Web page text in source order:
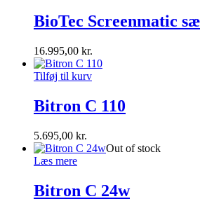
BioTec Screenmatic
16.995,00 kr.
Tilføj til kurv
Bitron C 110
5.695,00 kr.
Out of stock
Læs mere
Bitron C 24w